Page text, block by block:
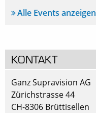
Alle Events anzeigen
KONTAKT
Ganz Supravision AG
Zürichstrasse 44
CH-8306 Brüttisellen